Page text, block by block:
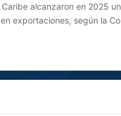
alcanzaron en 2025
exportaciones, según la